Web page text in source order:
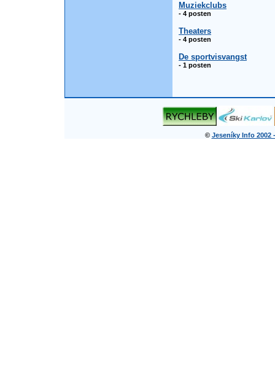
Muziekclubs
- 4 posten
Theaters
- 4 posten
De sportvisvangst
- 1 posten
© Jeseníky Info 2002